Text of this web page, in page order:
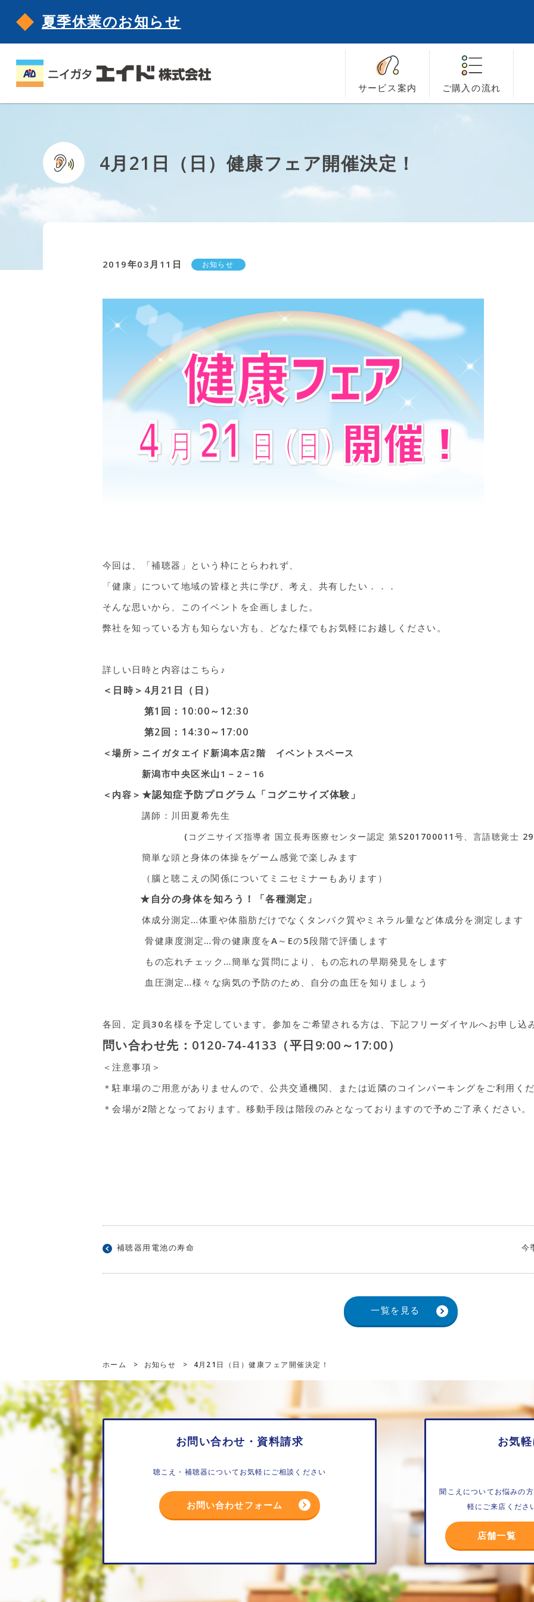
夏季休業のお知らせ
サービス 案内 ご購入の流れ
4月21日（日）健康フェア開催決定！
2019年03月11日 お知らせ
今回は、「補聴器」という枠にとらわれず、
「健康」について地域の皆様と共に学び、考え、共有したい．．．
そんな思いから、このイベントを企画しました。
弊社を知っている方も知らない方も、どなた様でもお気軽にお越しください。
詳しい日時と内容はこちら♪
＜日時＞ 4月21日（日）
第1回：10:00～12:30
第2回：14:30～17:00
＜場所＞ニイガタエイド新潟本店2階 イベントスペース
新潟市中央区米山1－2－16
＜内容＞ ★認知症予防プログラム「コグニサイズ体験」
講師：川田夏希先生
(コグニサイズ指導者 国立長寿医療センター認定 第S201700011号、言語聴覚士
簡単な頭と身体の体操をゲーム感覚で楽しみます
（腦と聴こえの関係についてミニセミナーもあります）
★自分の身体を知ろう！「各種測定」
体成分測定…体重や体脂肪だけでなくタンパク質やミネラル量など体成分を測定します
骨健康度測定…骨の健康度をA～Eの5段階で評価します
もの忘れチェック…簡単な質問により、もの忘れの早期発見をします
血圧測定…様々な病気の予防のため、自分の血圧を知りましょう
各回、定員30名様を予定しています。参加をご希望される方は、下記フリーダイヤルへお申し込
問い合わせ先：0120-74-4133（平日9:00～17:00）
＜注意事項＞
＊駐車場のご用意がありませんので、公共交通機関、または近隣のコインパーキングをご利用くだ
＊会場が2階となっております。移動手段は階段のみとなっておりますので予めご了承ください。
補聴器用電池の寿命 今
一覧を見る
ホーム > お知らせ > 4月21日（日）健康フェア開催決定！
お問い合わせ・資料請求
聴こえ・補聴器についてお気軽にご相談ください
お問い合わせフォーム
お気
聞こえについてお悩みの
軽にご来店くださ
店舗一覧